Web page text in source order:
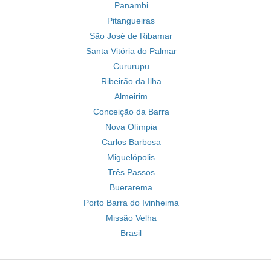
Panambi
Pitangueiras
São José de Ribamar
Santa Vitória do Palmar
Cururupu
Ribeirão da Ilha
Almeirim
Conceição da Barra
Nova Olímpia
Carlos Barbosa
Miguelópolis
Três Passos
Buerarema
Porto Barra do Ivinheima
Missão Velha
Brasil